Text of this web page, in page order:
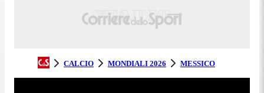
CALCIO MONDIALI 2026 MESSICO